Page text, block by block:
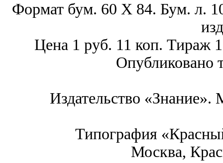
Формат бум. 60 X 84. Бум. л.
Цена 1 руб. 11 коп. Тираж
Опубликовано
Издательство
Типография
Москва,